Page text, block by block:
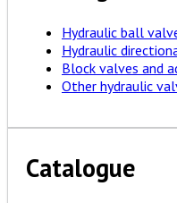
Hydraulic ball
Hydraulic
Block valves and
Other hydraulic
Catalogue